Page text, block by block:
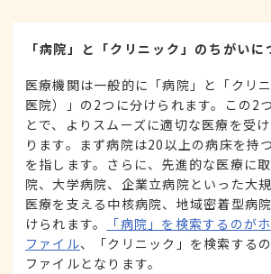
「病院」と「クリニック」のちがいに
医療機関は一般的に「病院」と「クリニ
医院）」の2つに分けられます。この2
とで、よりスムーズに適切な医療を受
ります。まず病院は20以上の病床を持
を指します。さらに、先進的な医療に
院、大学病院、企業立病院といった大
医療を支える中核病院、地域密着型病
けられます。
「病院」を検索するのが
ファイル、「クリニック」を検索する
ファイルとなります。